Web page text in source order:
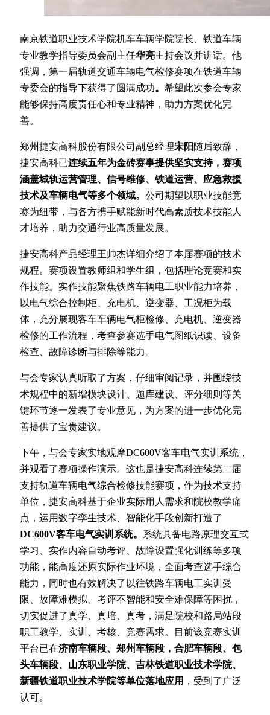
南京铁道职业技术学院机车车辆学院院长、铁道车辆
专业教学指导委员会副主任华亮主持会议并讲话。他
强调，第一届轨道交通车辆电气检修赛项在铁道车辆
专委会的指导下获得了圆满成功。 希望此次参会专家
能够保持高度责任心和专业精神，助力方案优化完
善。
郑州捷安高科股份有限公司副总经理宋阳 随后致辞，
捷安高科已连续五年为金砖赛事提供坚实支持，赛项
涵盖城轨运营管理、信号维修、铁道运营、应急救援
技术及车辆电气等多个领域。 公司期望以职业技能竞
赛为纽带，与各方携手赋能新时代高素质技术技能人
才培养，助力交通行业高质量发展。
捷安高科产品经理王帅杰详细介绍了本届赛项的技术
规程。赛项设置教师组和学生组，包括理论竞赛和实
作技能。实作技能聚焦铁路车辆电工职业能力培养，
以电气综合控制柜、充电机、逆变器、工况柜为载
体，充分展现客车车辆电气柜检修、充电机、逆变器
检修的工作流程，考查参赛选手电气图纸识读、设备
检查、故障诊断与排除等能力。
与会专家认真听取了方案，仔细审阅记录，并围绕技
术规程中的新增模块设计、题库建设、评分细则等关
键环节逐一发表了专业意见，为方案的进一步优化完
善提供了宝贵建议。
下午，与会专家实地观摩DC600V客车电气实训系统，
并观看了赛项操作演示。这也是捷安高科连续第二届
支持轨道车辆电气综合检修技能赛项，作为技术支持
单位，捷安高科基于企业实际用人需求和院校教学痛
点，运用数字孪生技术、智能化手段创新打造了
DC600V客车电气实训系统。 系统具备电路原理交互式
学习、实作内容自动考评、故障设置强化训练等多项
功能，能高度还原实际作业环境，全面考查选手综合
能力，同时也有效解决了以往铁路车辆电工实训受
限、故障难模拟、考评不智能和安全难保障等困扰，
切实促进了真学、真培、真考，满足院校和路局站段
职工教学、实训、考核、竞赛需求。目前该竞赛实训
平台已在济南车辆段、郑州车辆段，合肥车辆段、包
头车辆段、山东职业学院、吉林铁道职业技术学院、
新疆铁道职业技术学院等单位落地应用 ，受到了广泛
认可。